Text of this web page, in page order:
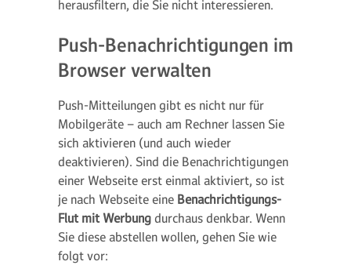
herausfiltern, die Sie nicht interessieren.
Push-Benachrichtigungen im
Browser verwalten
Push-Mitteilungen gibt es nicht nur für
Mobilgeräte – auch am Rechner lassen Sie
sich aktivieren (und auch wieder
deaktivieren). Sind die Benachrichtigungen
einer Webseite erst einmal aktiviert, so ist
je nach Webseite eine Benachrichtigungs-
Flut mit Werbung durchaus denkbar. Wenn
Sie diese abstellen wollen, gehen Sie wie
folgt vor: